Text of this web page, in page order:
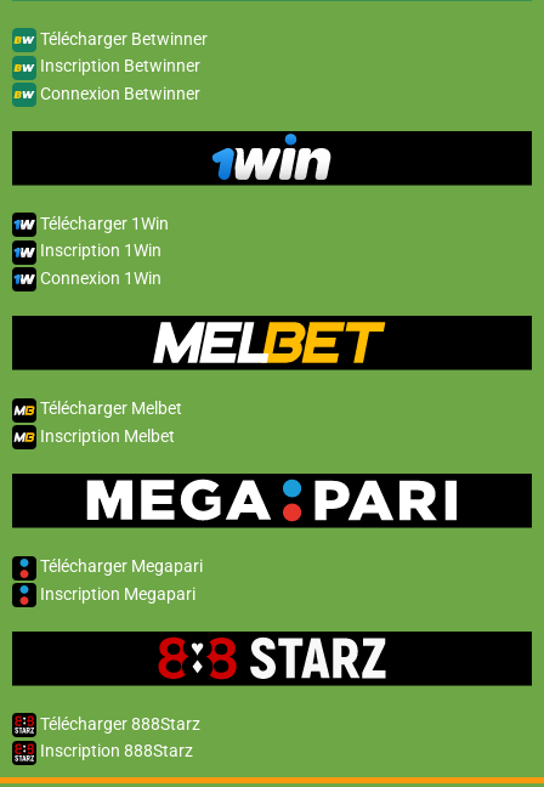
Télécharger Betwinner
Inscription Betwinner
Connexion Betwinner
Télécharger 1Win
Inscription 1Win
Connexion 1Win
Télécharger Melbet
Inscription Melbet
Télécharger Megapari
Inscription Megapari
Télécharger 888Starz
Inscription 888Starz